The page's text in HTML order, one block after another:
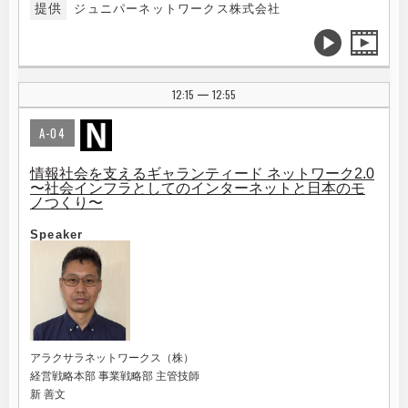
提供 ジュニパーネットワークス株式会社
12:15 | 12:55
A-04
情報社会を支えるギャランティード ネットワーク2.0
〜社会インフラとしてのインターネットと日本のモ
ノつくり〜
Speaker
アラクサラネットワークス（株）
経営戦略本部 事業戦略部 主管技師
新 善文